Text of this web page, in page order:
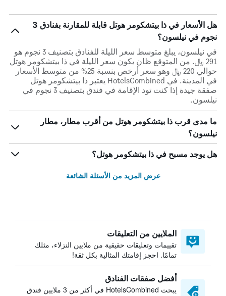
هل الأسعار في ذا بيتشكومر هوتل قابلة للمقارنة بفنادق 3
نجوم في نيلسون؟
في نيلسون، يبلغ متوسط ​​سعر الليلة للفنادق بتصنيف 3 نجوم هو
291 ﷼. من المتوقع ظان يكون سعر الليلة في ذا بيتشكومر هوتل
حوالي 220 ﷼ وهو سعر أرخص بنسبة 25% من متوسط الأسعار
في المدينة. في HotelsCombined يعتبر ذا بيتشكومر هوتل
صفقة جيدة إذا كنت تود الإقامة في فندق بتصنيف 3 نجوم في
نيلسون.
ما مدى قرب ذا بيتشكومر هوتل من أقرب مطار، مطار
نيلسون؟
هل يوجد مسبح في ذا بيتشكومر هوتل؟
عرض المزيد من الأسئلة الشائعة
الملايين من التعليقات
تقييمات وتعليقات حقيقية من ملايين النزلاء، مثلك
تمامًا. احجز إقامتك المثالية بكل ثقة!
أفضل صفقات الفنادق
يبحث HotelsCombined في أكثر من 3 ملايين فندق